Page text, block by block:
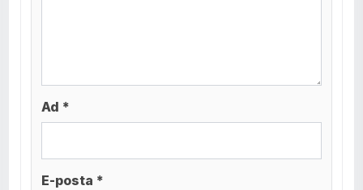
Ad *
E-posta *